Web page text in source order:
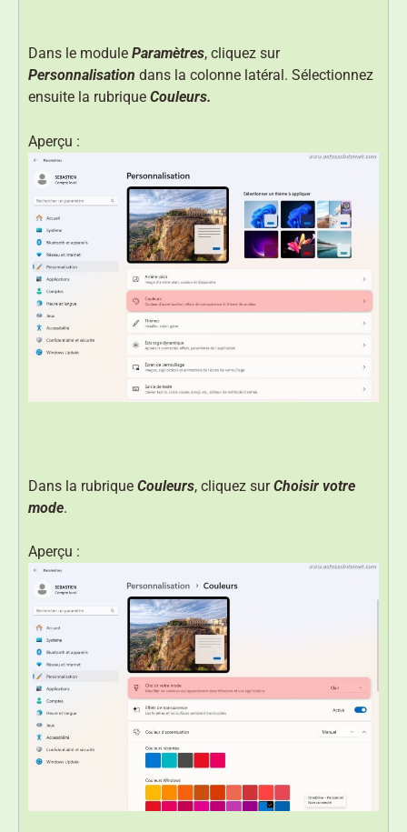
Dans le module Paramètres, cliquez sur
Personnalisation dans la colonne latéral. Sélectionnez
ensuite la rubrique Couleurs.
Aperçu :
Dans la rubrique Couleurs, cliquez surChoisir votre
mode.
Aperçu :